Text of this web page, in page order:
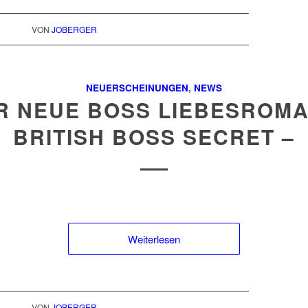
VON JOBERGER
NEUERSCHEINUNGEN, NEWS
NEUE BOSS
BRITISH BOSS SECRET –
Weiterlesen